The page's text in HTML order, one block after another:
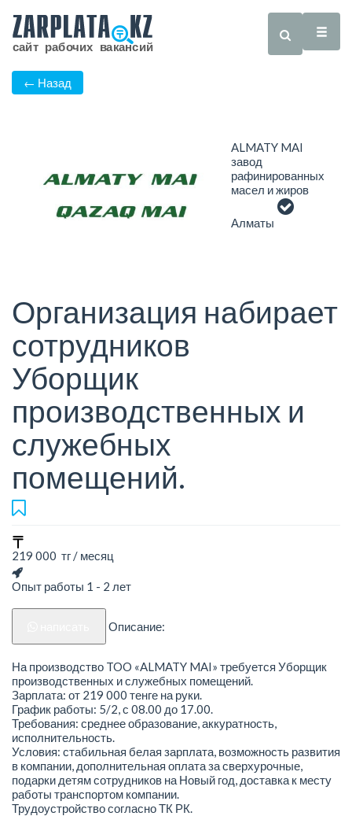
← Назад
ALMATY MAI
завод
рафинированных
масел и жиров
Алматы
Организация набирает
сотрудников
Уборщик
производственных и
служебных
помещений.
219 000 тг / месяц
Опыт работы 1 - 2 лет
Описание:
На производство TOO «ALMATY MAI» требуется Уборщик
производственных и служебных помещений.
Зарплата: от 219 000 тенге на руки.
График работы: 5/2, с 08.00 до 17.00.
Требования: среднее образование, аккуратность,
исполнительность.
Условия: стабильная белая зарплата, возможность развития
в компании, дополнительная оплата за сверхурочные,
подарки детям сотрудников на Новый год, доставка к месту
работы транспортом компании.
Трудоустройство согласно ТК РК.